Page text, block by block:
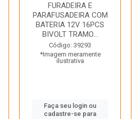
FURADEIRA E
PARAFUSADEIRA COM
BATERIA 12V 16PCS
BIVOLT TRAMO...
Código: 39293
*Imagem meramente
ilustrativa
Faça seu login ou
cadastre-se para